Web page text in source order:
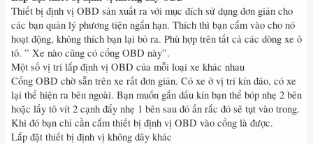
Thiết bị định vị OBD sản xuất ra với mục đích sử dụng đơn giản cho
các bạn quản lý phương tiện ngắn hạn. Thích thì bạn cắm vào cho nó
hoạt động, không thích bạn lại bỏ ra. Phù hợp trên tất cả các dòng xe ô
tô. ” Xe nào cũng có cổng OBD này”.
Một số vị trí lắp định vị OBD của mỗi loại xe khác nhau
Cổng OBD chờ sẵn trên xe rất đơn giản. Có xe ở vị trí kín đáo, có xe
lại thể hiện ra bên ngoài. Bạn muốn gắn dấu kín bạn thể bóp nhẹ 2 bên
hoặc lấy tô vít 2 cạnh đẩy nhẹ 1 bên sau đó ấn rắc đó sẽ tụt vào trong.
Khi đó bạn chỉ cần cắm thiết bị định vị OBD vào cổng là được.
Lắp đặt thiết bị định vị không dây khác